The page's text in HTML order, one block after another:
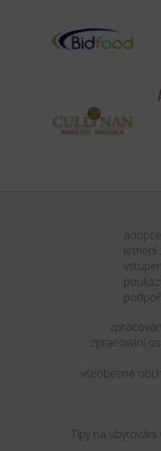
krmení
zpracování
všeobecné
Tipy na ubytování